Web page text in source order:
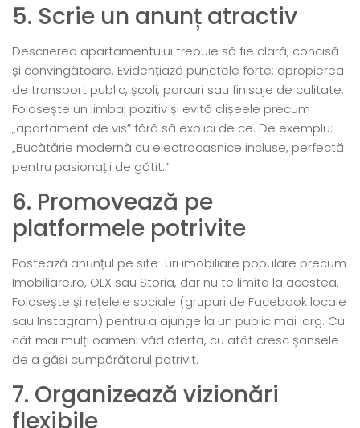
5. Scrie un anunț atractiv
Descrierea apartamentului trebuie să fie clară, concisă
și convingătoare. Evidențiază punctele forte: apropierea
de transport public, școli, parcuri sau finisaje de calitate.
Folosește un limbaj pozitiv și evită clișeele precum
„apartament de vis” fără să explici de ce. De exemplu:
„Bucătărie modernă cu electrocasnice incluse, perfectă
pentru pasionații de gătit.”
6. Promovează pe
platformele potrivite
Postează anunțul pe site-uri imobiliare populare precum
Imobiliare.ro, OLX sau Storia, dar nu te limita la acestea.
Folosește și rețelele sociale (grupuri de Facebook locale
sau Instagram) pentru a ajunge la un public mai larg. Cu
cât mai mulți oameni văd oferta, cu atât cresc șansele
de a găsi cumpărătorul potrivit.
7. Organizează vizionări
flexibile